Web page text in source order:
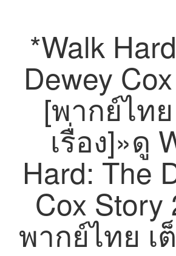
*Walk
Dewey
[พากย์ไท
เรื่อง]»ดู
Hard: The
Cox Story
พากย์ไทย เ